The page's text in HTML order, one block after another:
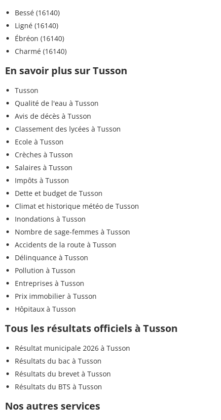
Bessé (16140)
Ligné (16140)
Ébréon (16140)
Charmé (16140)
En savoir plus sur Tusson
Tusson
Qualité de l'eau à Tusson
Avis de décès à Tusson
Classement des lycées à Tusson
Ecole à Tusson
Crèches à Tusson
Salaires à Tusson
Impôts à Tusson
Dette et budget de Tusson
Climat et historique météo de Tusson
Inondations à Tusson
Nombre de sage-femmes à Tusson
Accidents de la route à Tusson
Délinquance à Tusson
Pollution à Tusson
Entreprises à Tusson
Prix immobilier à Tusson
Hôpitaux à Tusson
Tous les résultats officiels à Tusson
Résultat municipale 2026 à Tusson
Résultats du bac à Tusson
Résultats du brevet à Tusson
Résultats du BTS à Tusson
Nos autres services